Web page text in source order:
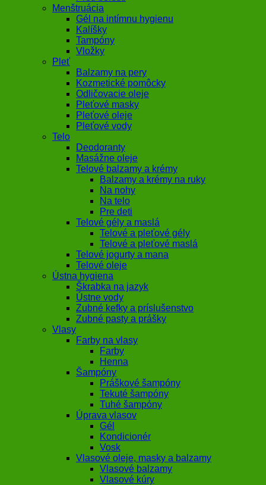
Menštruácia
Gél na intímnu hygienu
Kalíšky
Tampóny
Vložky
Pleť
Balzamy na pery
Kozmetické pomôcky
Odličovacie oleje
Pleťové masky
Pleťové oleje
Pleťové vody
Telo
Deodoranty
Masážne oleje
Telové balzamy a krémy
Balzamy a krémy na ruky
Na nohy
Na telo
Pre deti
Telové gély a maslá
Telové a pleťové gély
Telové a pleťové maslá
Telové jogurty a mana
Telové oleje
Ústna hygiena
Škrabka na jazyk
Ústne vody
Zubné kefky a príslušenstvo
Zubné pasty a prášky
Vlasy
Farby na vlasy
Farby
Henna
Šampóny
Práškové šampóny
Tekuté šampóny
Tuhé šampóny
Úprava vlasov
Gél
Kondicionér
Vosk
Vlasové oleje, masky a balzamy
Vlasové balzamy
Vlasové kúry